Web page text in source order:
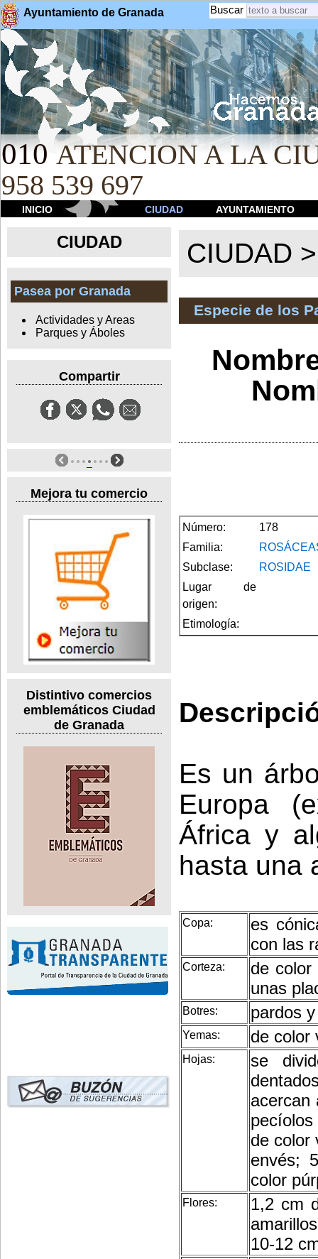
Ayuntamiento de Granada Buscar
010 ATENCION A LA
958 539 697
INICIO CIUDAD AYUNTAMIENTO
CIUDAD
Pasea por Granada
Actividades y Areas
Parques y Áboles
Compartir
Mejora tu comercio
Distintivo comercios
emblemáticos Ciudad
de Granada
CIUDAD
Especie de los
Número:
178
Familia:
Subclase:
ROSIDAE
Lugar de
origen:
Etimología:
Es un
Europa
África y
hasta una
Copa:
es
con las
Corteza:
de color
unas
Botres: pardos
Yemas: de color
Hojas:
se
acercan
de color
envés;
color
Flores:
1,2 cm
10-12